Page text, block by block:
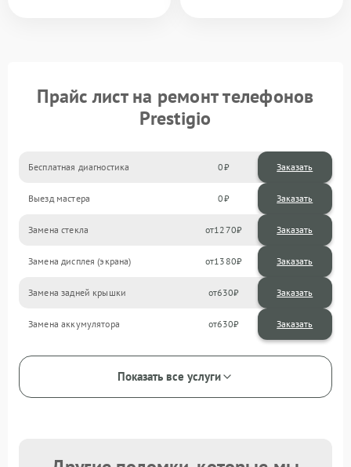
Прайс лист на ремонт телефонов
Prestigio
Бесплатная диагностика 0 Заказать
Выезд мастера 0 Заказать
Замена стекла 1270
Замена дисплея (экрана) 1380
Замена задней крышки 630
Замена аккумулятора 630
Показать все услуги